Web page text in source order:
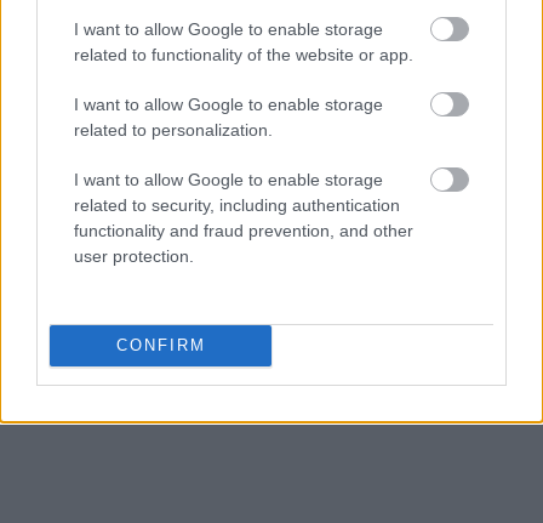
I want to allow Google to enable storage
related to functionality of the website or app.
I want to allow Google to enable storage
related to personalization.
I want to allow Google to enable storage
related to security, including authentication
functionality and fraud prevention, and other
user protection.
CONFIRM